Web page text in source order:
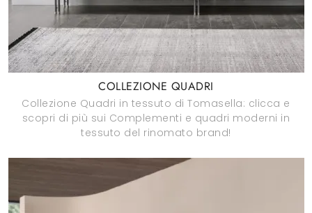
COLLEZIONE QUADRI
Collezione Quadri in tessuto di Tomasella: clicca e
scopri di più sui Complementi e quadri moderni in
tessuto del rinomato brand!